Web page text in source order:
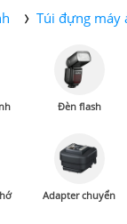
Túi đựng máy
Đèn flash
Adapter chuyển